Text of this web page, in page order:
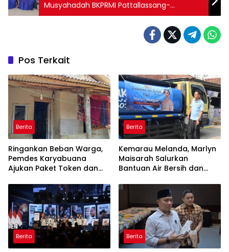
Musyahadah BKPRMI Pattallassang-
Tanakeke, Siapkan Generasi Qurani untuk
Pos Terkait
Berita
Ringankan Beban Warga,
Pemdes Karyabuana
Ajukan Paket Token dan
PLN
Berita
Kemarau Melanda, Marlyn
Maisarah Salurkan
Bantuan Air Bersih dan
Babakan Madang
Berita Berita